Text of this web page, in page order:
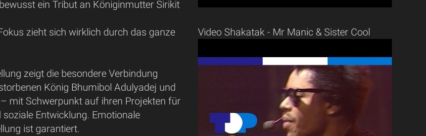
Video Shakatak - Mr Manic & Sister Cool
ein Tribut an Königinmutter Sirikit
zieht sich wirklich durch das ganze
zeigt die besondere Verbindung
König Bhumibol Adulyadej und
mit Schwerpunkt auf ihren Projekten für
Entwicklung. Emotionale
ist garantiert.